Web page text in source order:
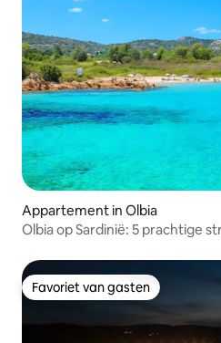
Appartement in Olbia
Olbia op Sardinië: 5 prachtige
Favoriet van gasten
Favoriet van gasten